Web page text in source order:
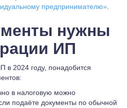
предпринимателю»
нужны
ИП
в 2024 году, понадобится
в налоговую можно
подаёте документы по обычной